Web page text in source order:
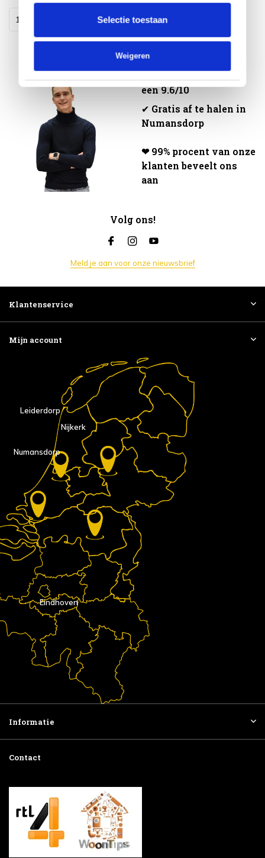
Selectie toestaan
Weigeren
😃 Klanten geven ons
een 9.6/10
✔ Gratis af te halen in
Numansdorp
❤ 99% procent van onze
klanten beveelt ons
aan
Volg ons!
Meld je aan voor onze nieuwsbrief
Klantenservice
Mijn account
Eindhoven
Nijkerk
Numansdorp
Leiderdorp
Informatie
Contact